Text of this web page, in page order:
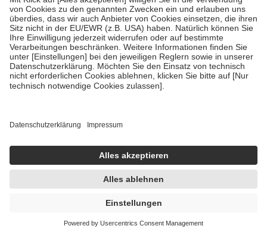
• Kindern und Jugendlichen bis zum vollendeten 18. Lebensjahr
mit Ausnahme der Fahrkosten
• Untersuchungen zur Vorsorge und Früherkennung, die von der
GKV getragen werden
• empfohlenen Schutzimpfungen
• Harn- und Blutteststreifen
getroffen, um sicherzustellen, dass es sich um echte Bewertungen
https://help.etrusted.com/hc/de/articles/4419944605341
Einige Bilder und Inhalte wurden unter Zuhilfenahme künstlicher